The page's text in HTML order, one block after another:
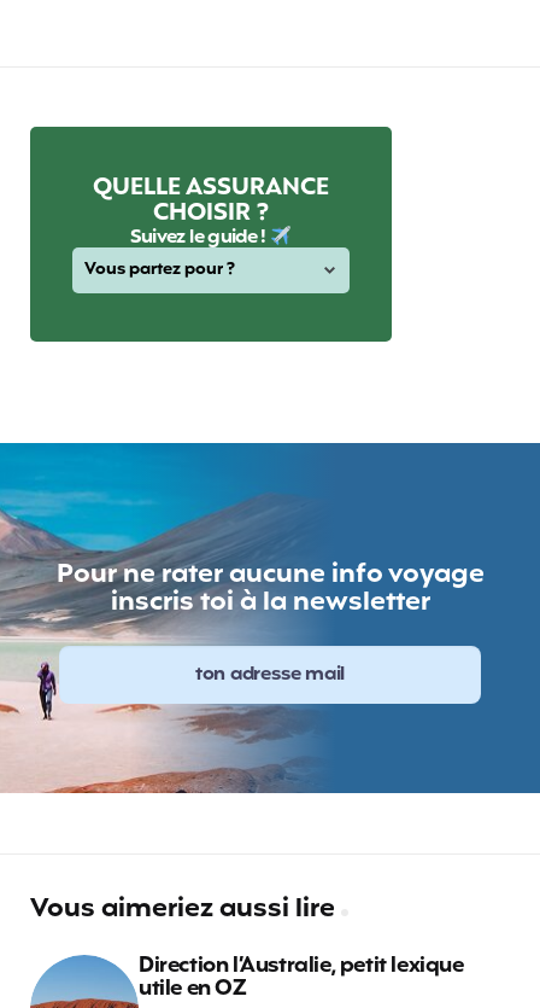
QUELLE ASSURANCE
CHOISIR ?
Suivez le guide !
Pour ne rater aucune info voyage
inscris toi à la newsletter
Vous aimeriez aussi lire
Direction l’Australie, petit lexique
utile en OZ